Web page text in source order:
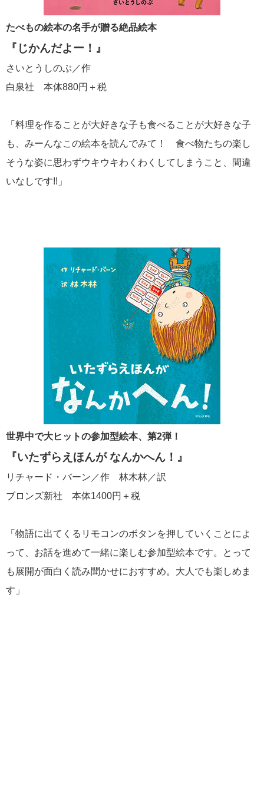
たべもの絵本の名手が贈る絶品絵本
『じかんだよー！』
さいとうしのぶ／作
白泉社 本体880円＋税
「料理を作ることが大好きな子も食べることが大好きな子
も、みーんなこの絵本を読んでみて！ 食べ物たちの楽し
そうな姿に思わずウキウキわくわくしてしまうこと、間違
いなしです!!」
世界中で大ヒットの参加型絵本、第2弾！
『いたずらえほんが なんかへん！』
リチャード・バーン／作 林木林／訳
ブロンズ新社 本体1400円＋税
「物語に出てくるリモコンのボタンを押していくことによ
って、お話を進めて一緒に楽しむ参加型絵本です。とって
も展開が面白く読み聞かせにおすすめ。大人でも楽しめま
す」